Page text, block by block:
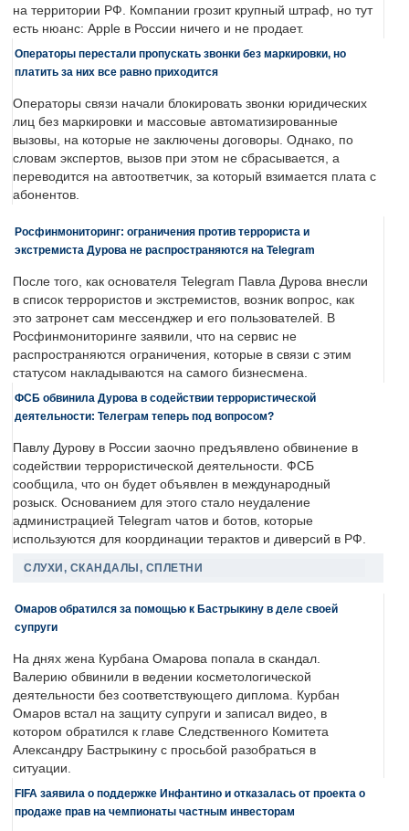
на территории РФ. Компании грозит крупный штраф, но тут
есть нюанс: Apple в России ничего и не продает.
Операторы перестали пропускать звонки без маркировки, но
платить за них все равно приходится
Операторы связи начали блокировать звонки юридических
лиц без маркировки и массовые автоматизированные
вызовы, на которые не заключены договоры. Однако, по
словам экспертов, вызов при этом не сбрасывается, а
переводится на автоответчик, за который взимается плата с
абонентов.
Росфинмониторинг: ограничения против террориста и
экстремиста Дурова не распространяются на Telegram
После того, как основателя Telegram Павла Дурова внесли
в список террористов и экстремистов, возник вопрос, как
это затронет сам мессенджер и его пользователей. В
Росфинмониторинге заявили, что на сервис не
распространяются ограничения, которые в связи с этим
статусом накладываются на самого бизнесмена.
ФСБ обвинила Дурова в содействии террористической
деятельности: Телеграм теперь под вопросом?
Павлу Дурову в России заочно предъявлено обвинение в
содействии террористической деятельности. ФСБ
сообщила, что он будет объявлен в международный
розыск. Основанием для этого стало неудаление
администрацией Telegram чатов и ботов, которые
используются для координации терактов и диверсий в РФ.
СЛУХИ, СКАНДАЛЫ, СПЛЕТНИ
Омаров обратился за помощью к Бастрыкину в деле своей
супруги
На днях жена Курбана Омарова попала в скандал.
Валерию обвинили в ведении косметологической
деятельности без соответствующего диплома. Курбан
Омаров встал на защиту супруги и записал видео, в
котором обратился к главе Следственного Комитета
Александру Бастрыкину с просьбой разобраться в
ситуации.
FIFA заявила о поддержке Инфантино и отказалась от проекта о
продаже прав на чемпионаты частным инвесторам